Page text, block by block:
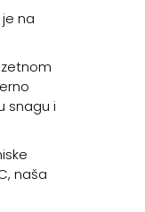
na
snagu i
naša